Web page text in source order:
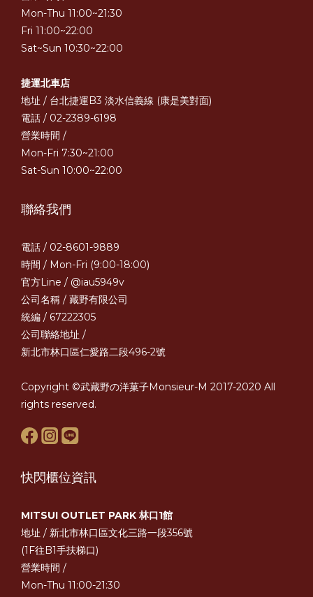
Mon-Thu 11:00~21:30
Fri 11:00~22:00
Sat~Sun 10:30~22:00
捷運北車店
地址 / 台北捷運B3 淡水信義線 (康是美對面)
電話 / 02-2389-6198
營業時間 /
Mon-Fri 7:30~21:00
Sat-Sun 10:00~22:00
聯絡我們
電話 / 02-8601-9889
時間 / Mon-Fri (9:00-18:00)
官方Line / @iau5949v
公司名稱 / 藏野有限公司
統編 / 67222305
公司聯絡地址 /
新北市林口區仁愛路二段496-2號
Copyright ©武藏野の洋菓子Monsieur-M 2017-2020 All
rights reserved.
快閃櫃位資訊
MITSUI OUTLET PARK 林口1館
地址 / 新北市林口區文化三路一段356號
(1F往B1手扶梯口)
營業時間 /
Mon-Thu 11:00-21:30